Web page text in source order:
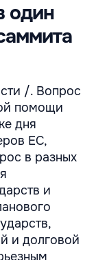
один
/. Вопрос
помощи
дня
ЕС,
в разных
и
и долговой